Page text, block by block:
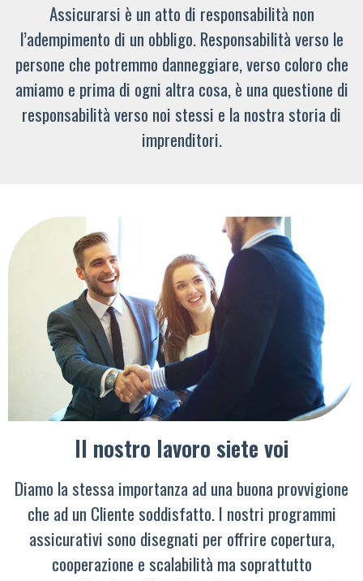
Assicurarsi è un atto di responsabilità non
l’adempimento di un obbligo. Responsabilità verso le
persone che potremmo danneggiare, verso coloro che
amiamo e prima di ogni altra cosa, è una questione di
responsabilità verso noi stessi e la nostra storia di
imprenditori.
Il nostro lavoro siete voi
Diamo la stessa importanza ad una buona provvigione
che ad un Cliente soddisfatto. I nostri programmi
assicurativi sono disegnati per offrire copertura,
cooperazione e scalabilità ma soprattutto